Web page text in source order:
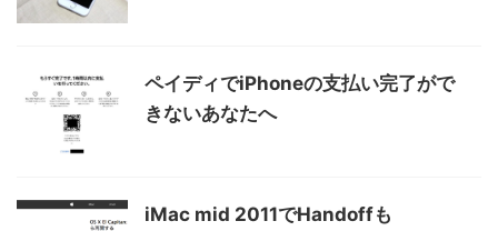
ペイディでiPhoneの支払い完了がで
きないあなたへ
iMac mid 2011でHandoffも